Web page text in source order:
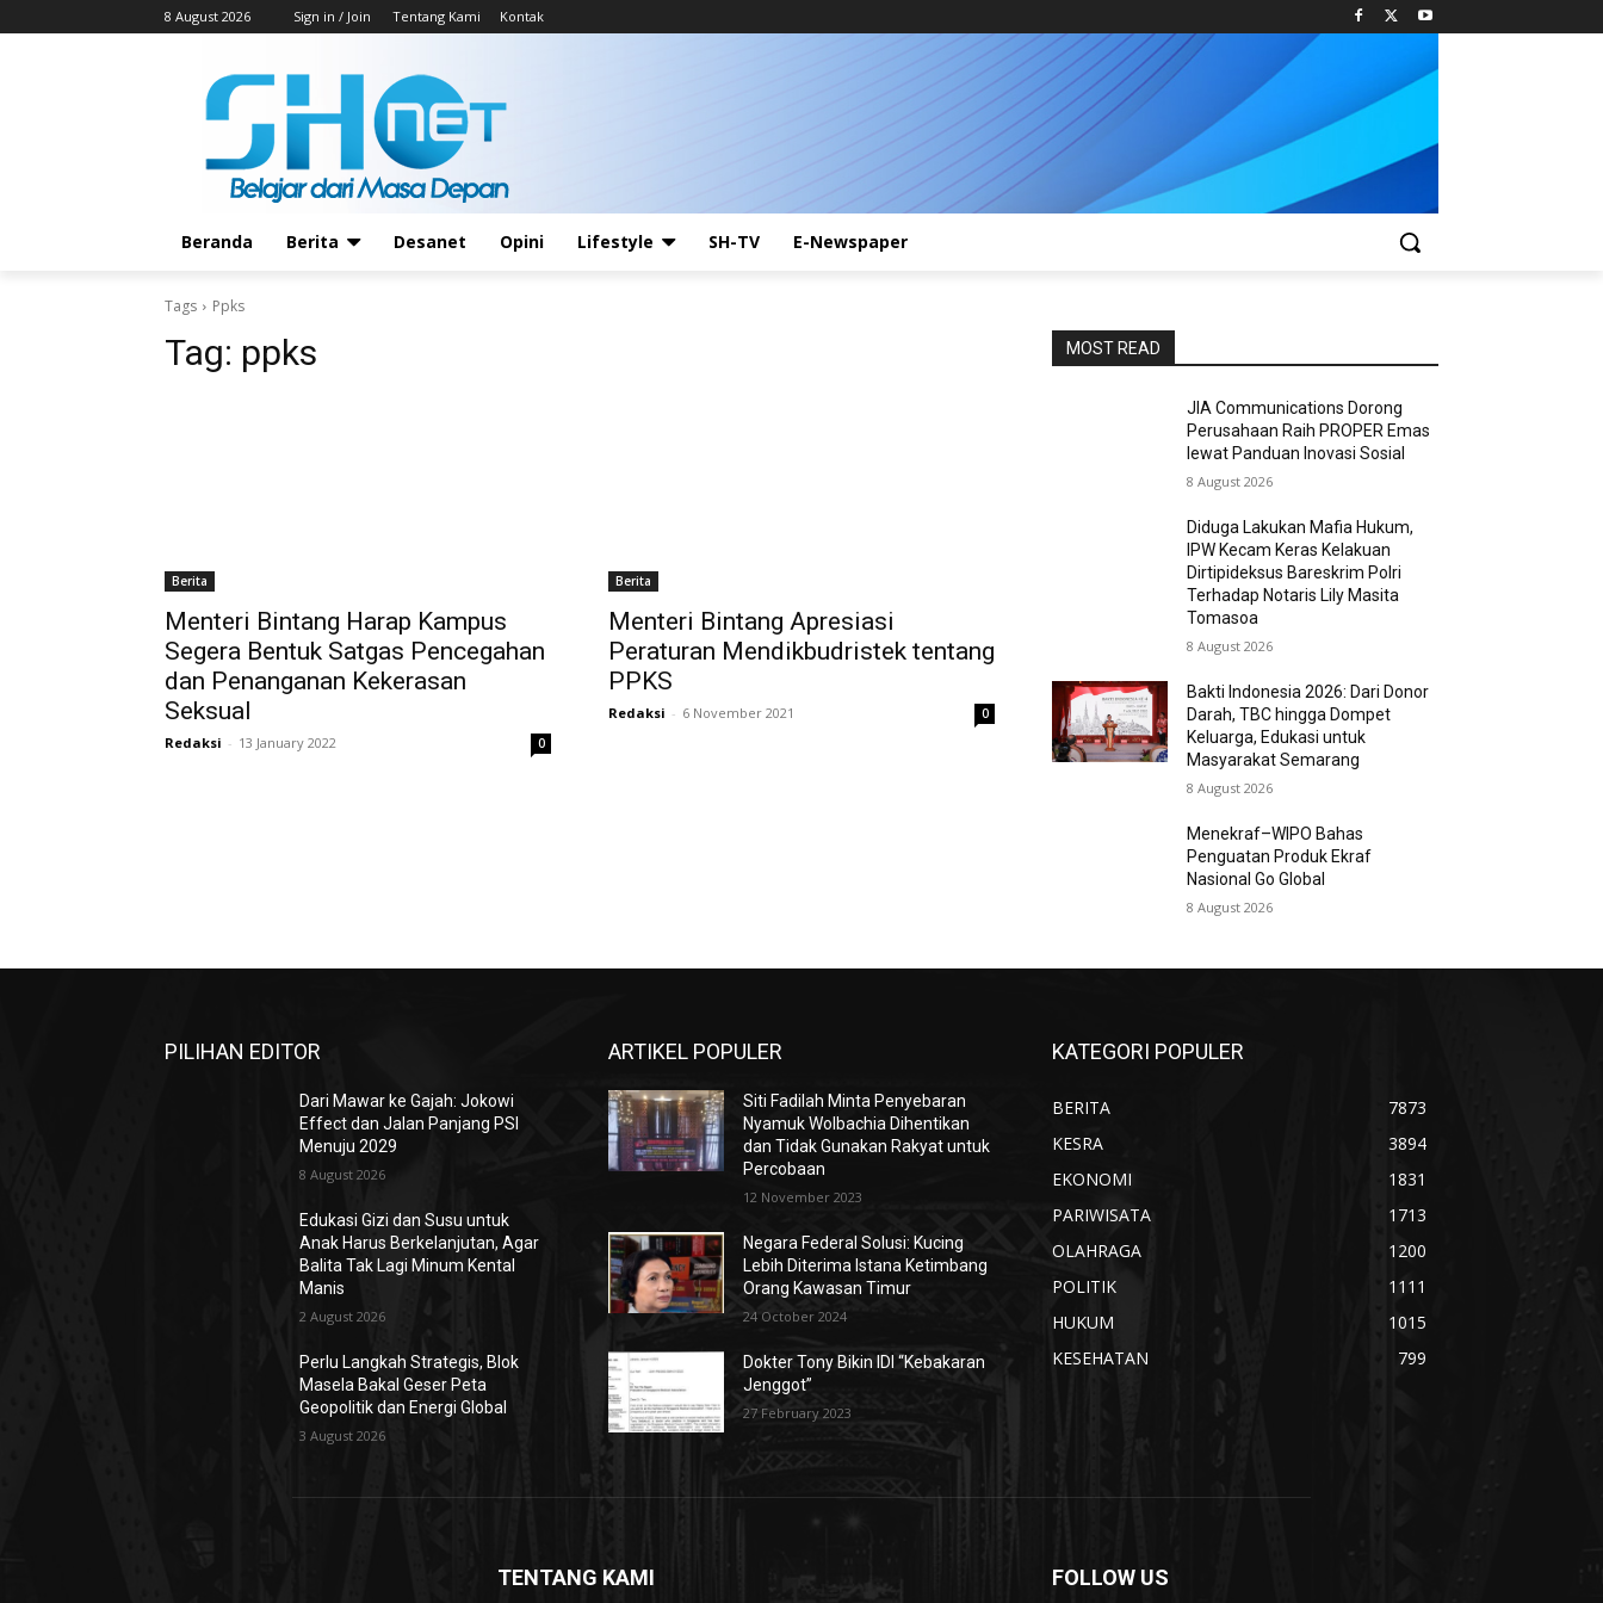
8 August 2026 Sign in / Join Tentang Kami Kontak
Beranda Berita Desanet Opini Lifestyle SH-TV E-Newspaper
Tags Ppks
Tag: ppks
Berita
Menteri Bintang Harap Kampus
Segera Bentuk Satgas Pencegahan
dan Penanganan Kekerasan
Seksual
Redaksi - 13 January 2022 0
Berita
Menteri Bintang Apresiasi
Peraturan Mendikbudristek tentang
PPKS
Redaksi - 6 November 2021 0
MOST READ
JIA Communications Dorong
Perusahaan Raih PROPER Emas
lewat Panduan Inovasi Sosial
8 August 2026
Diduga Lakukan Mafia Hukum,
IPW Kecam Keras Kelakuan
Dirtipideksus Bareskrim Polri
Terhadap Notaris Lily Masita
Tomasoa
8 August 2026
Bakti Indonesia 2026: Dari Donor
Darah, TBC hingga Dompet
Keluarga, Edukasi untuk
Masyarakat Semarang
8 August 2026
Menekraf–WIPO Bahas
Penguatan Produk Ekraf
Nasional Go Global
8 August 2026
PILIHAN EDITOR
Dari Mawar ke Gajah: Jokowi
Effect dan Jalan Panjang PSI
Menuju 2029
8 August 2026
Edukasi Gizi dan Susu untuk
Anak Harus Berkelanjutan, Agar
Balita Tak Lagi Minum Kental
Manis
2 August 2026
Perlu Langkah Strategis, ​Blok
Masela Bakal Geser Peta
Geopolitik dan Energi Global
3 August 2026
ARTIKEL POPULER
Siti Fadilah Minta Penyebaran
Nyamuk Wolbachia Dihentikan
dan Tidak Gunakan Rakyat untuk
Percobaan
12 November 2023
Negara Federal Solusi: Kucing
Lebih Diterima Istana Ketimbang
Orang Kawasan Timur
24 October 2024
Dokter Tony Bikin IDI “Kebakaran
Jenggot”
27 February 2023
KATEGORI POPULER
BERITA
7873
KESRA
3894
EKONOMI
1831
PARIWISATA
1713
OLAHRAGA
1200
POLITIK
1111
HUKUM
1015
KESEHATAN
799
TENTANG KAMI FOLLOW US